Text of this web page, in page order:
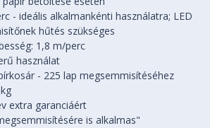
- ideális alkalmankénti használatra; LED
hűtés szükséges
1,8 m/perc
használat
- 225 lap megsemmisítéséhez
extra garanciáért
is alkalmas"